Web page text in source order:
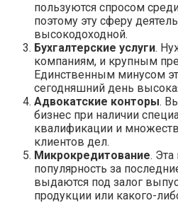
пользуются спросом
поэтому эту сферу
высокодоходной.
Бухгалтерские услуги.
компаниям, и крупным
Единственным минусом
сегодняшний день
Адвокатские конторы.
бизнес при наличии
квалификации и
клиентов дел.
Микрокредитование.
популярность за
выдаются под залог
продукции или какого-